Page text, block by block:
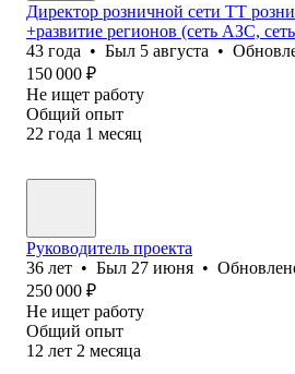
Директор розничной сети ТТ
+развитие регионов (сеть АЗС,
43 года • Был 5 августа •
150 000 ₽
Не ищет работу
Общий опыт
22 года 1 месяц
Руководитель проекта
36 лет • Был 27 июня •
250 000 ₽
Не ищет работу
Общий опыт
12 лет 2 месяца